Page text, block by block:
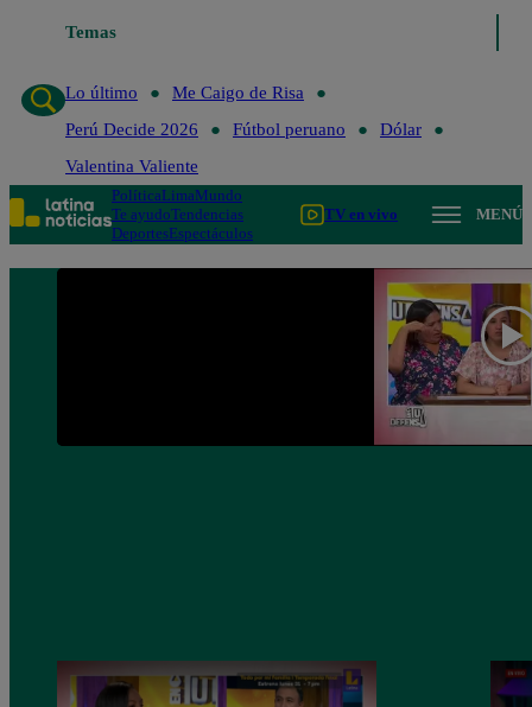
Temas
Lo último
Me Caigo de Risa
Perú Decide 2026
Fútbol peruano
Dólar
Valentina Valiente
PolíticaLimaMundo
Te ayudoTendencias
DeportesEspectáculos
TV en vivo MENÚ